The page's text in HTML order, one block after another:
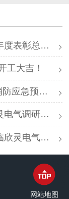
会成功举办！
工大吉！
演练活动
调研指导
考察调研
网站地图